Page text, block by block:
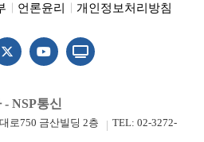
언론윤리 개인정보처리방침
NSP통신
로750 금산빌딩 2층
TEL: 02-3272-